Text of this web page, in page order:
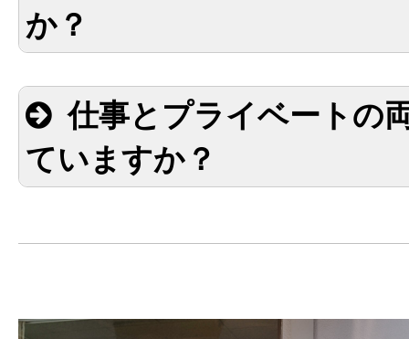
か？
仕事とプライベートの
ていますか？